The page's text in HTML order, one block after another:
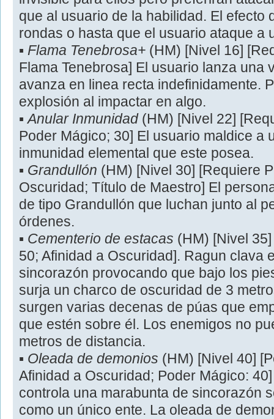
que al usuario de la habilidad. El efecto
rondas o hasta que el usuario ataque a
▪ Flama Tenebrosa+ (HM) [Nivel 16]
Flama Tenebrosa] El usuario lanza una
avanza en linea recta indefinidamente.
explosión al impactar en algo.
▪Anular Inmunidad (HM) [Nivel 22]
Poder Mágico; 30] El usuario maldice a
inmunidad elemental que este posea.
▪ Grandullón (HM) [Nivel 30] [Requiere
Oscuridad; Título de Maestro] El
de tipo Grandullón que luchan junto al
órdenes.
▪ Cementerio de estacas (HM) [Nivel
50; Afinidad a Oscuridad]. Ragun clava
sincorazón provocando que bajo los
surja un charco de oscuridad de 3
surgen varias decenas de púas que
que estén sobre él. Los enemigos no
metros de distancia.
▪ Oleada de demonios (HM) [Nivel 40]
Afinidad a Oscuridad; Poder Mágico:
controla una marabunta de sincorazón
como un único ente. La oleada de